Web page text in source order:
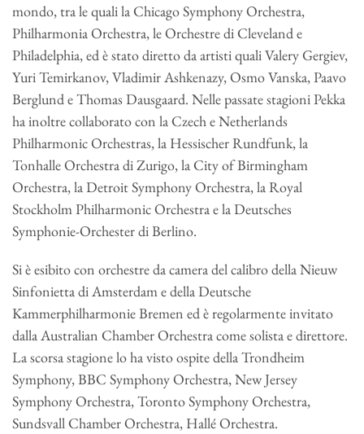
mondo, tra le quali la Chicago Symphony Orchestra,
Philharmonia Orchestra, le Orchestre di Cleveland e
Philadelphia, ed è stato diretto da artisti quali Valery Gergiev,
Yuri Temirkanov, Vladimir Ashkenazy, Osmo Vanska, Paavo
Berglund e Thomas Dausgaard. Nelle passate stagioni Pekka
ha inoltre collaborato con la Czech e Netherlands
Philharmonic Orchestras, la Hessischer Rundfunk, la
Tonhalle Orchestra di Zurigo, la City of Birmingham
Orchestra, la Detroit Symphony Orchestra, la Royal
Stockholm Philharmonic Orchestra e la Deutsches
Symphonie-Orchester di Berlino.
Si è esibito con orchestre da camera del calibro della Nieuw
Sinfonietta di Amsterdam e della Deutsche
Kammerphilharmonie Bremen ed è regolarmente invitato
dalla Australian Chamber Orchestra come solista e direttore.
La scorsa stagione lo ha visto ospite della Trondheim
Symphony, BBC Symphony Orchestra, New Jersey
Symphony Orchestra, Toronto Symphony Orchestra,
Sundsvall Chamber Orchestra, Hallé Orchestra.